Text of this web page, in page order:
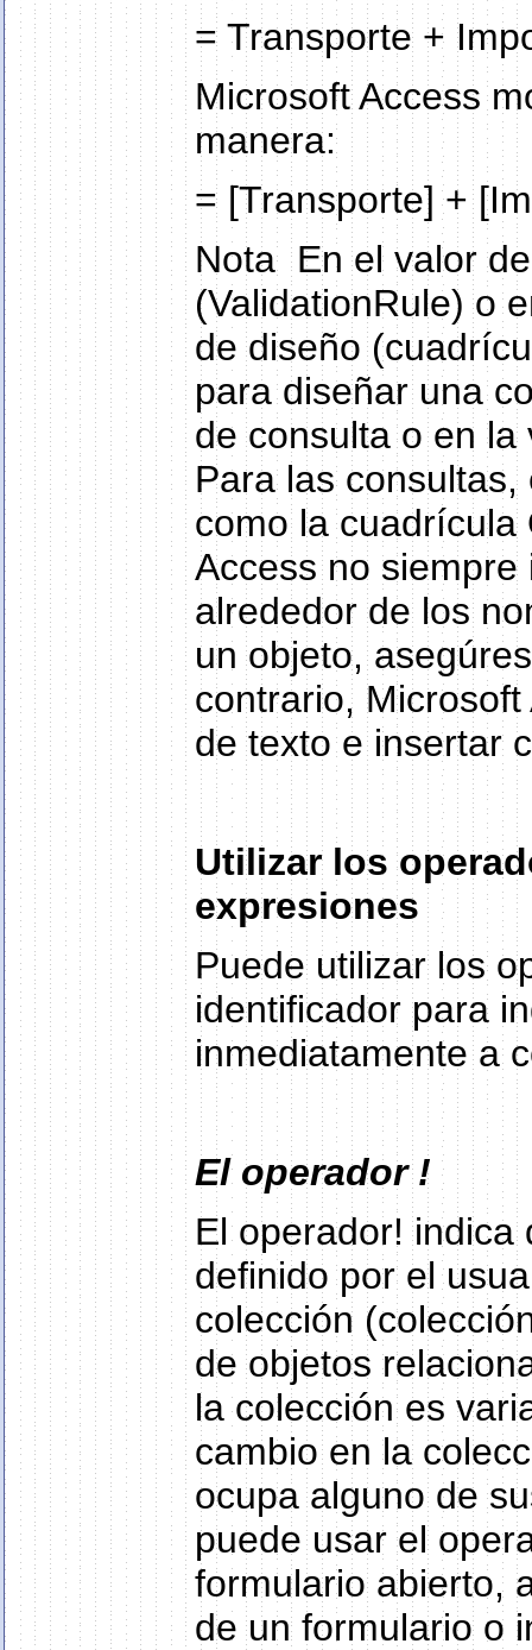
= Transporte +
Microsoft Access
manera:
= [Transporte] +
Nota En el valor
(ValidationRule) o
de diseño
para diseñar una
de consulta o en
Para las
como la cuadrícula
Access no
alrededor de los
un objeto,
contrario,
de texto e insertar
Utilizar los
expresiones
Puede utilizar los
identificador para
inmediatamente a
El operador !
El operador! indica
definido por el
colección
de objetos
la colección es
cambio en la
ocupa alguno de
puede usar el
formulario abierto,
de un formulario o